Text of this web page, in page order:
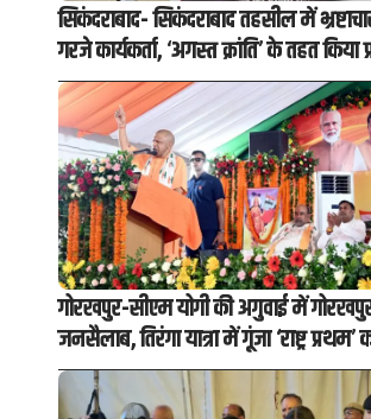
सिकंदराबाद- सिकंदराबाद तहसील में
गरजे कार्यकर्ता, ‘अगस्त क्रांति’ के तहत किया
गोरखपुर-सीएम योगी की अगुवाई में
जनसैलाब, तिरंगा यात्रा में गूंजा ‘राष्ट्र प्रथम’